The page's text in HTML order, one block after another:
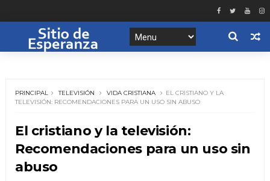
PRINCIPAL TELEVISIÓN VIDA CRISTIANA
EL CRISTIANO Y LA
TELEVISIÓN: RECOMENDACIONES PARA UN USO SIN ABUSO
El cristiano y la televisión:
Recomendaciones para un uso sin
abuso